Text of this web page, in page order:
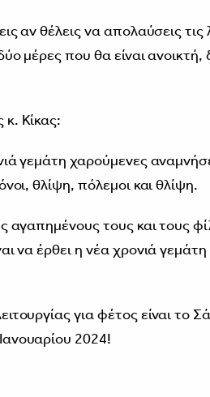
αν θέλεις να απολαύσεις τις
μέρες που θα είναι
Κίκας:
γεμάτη χαρούμενες
θλίψη, πόλεμοι και θλίψη.
αγαπημένους τους και τους
να έρθει η νέα χρονιά
για φέτος είναι το
2024!